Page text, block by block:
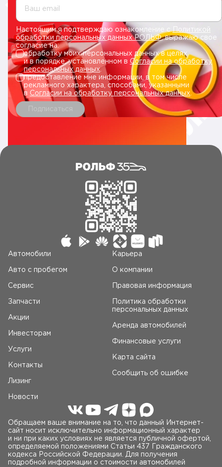
Ваш email
Настоящим я подтверждаю ознакомление сПолитикой
обработки персональных данных РОЛЬФ, выражаю свое
согласие на:
обработку моих персональных данных в целях
и в порядке, установленном в Согласии на обработку
персональных данных.
предоставление мне информации, в том числе
рекламного характера, способами, указанными
в Согласии на обработку персональных данных
Подписаться
Автомобили
Авто c пробегом
Сервис
Запчасти
Акции
Инвесторам
Услуги
Контакты
Лизинг
Новости
Карьера
О компании
Правовая информация
Политика обработки
персональных данных
Аренда автомобилей
Финансовые услуги
Карта сайта
Сообщить об ошибке
Обращаем ваше внимание на то, что данный Интернет-
сайт носит исключительно информационный характер
и ни при каких условиях не является публичной офертой,
определяемой положениями Статьи 437 Гражданского
кодекса Российской Федерации. Для получения
подробной информации о стоимости автомобилей